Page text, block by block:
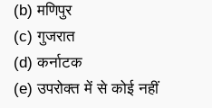
(b) मणिपुर
(c) गुजरात
(d) कर्नाटक
(e) उपरोक्त में से कोई नहीं